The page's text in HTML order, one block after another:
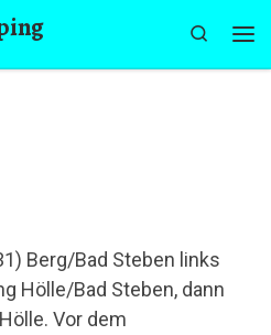
Search
Berg/Bad Steben links
Hölle/Bad Steben, dann
Vor dem